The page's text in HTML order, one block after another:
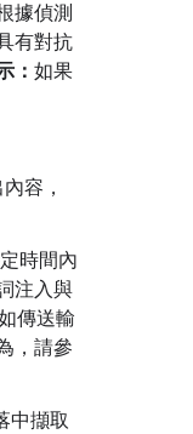
據偵測
有對抗
： 如果
容，
時間內
注入與
傳送輸
，請參
中擷取